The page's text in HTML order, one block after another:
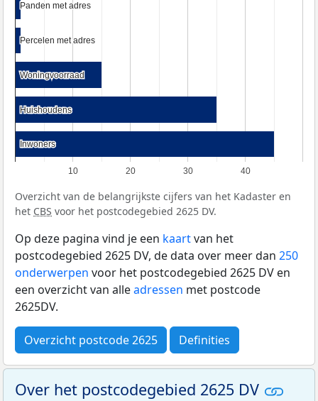
10 20 30 40
Panden met adres
Panden met adres
Percelen met adres
Percelen met adres
Woningvoorraad
Woningvoorraad
Huishoudens
Huishoudens
Inwoners
Inwoners
Overzicht van de belangrijkste cijfers van het Kadaster en
het CBS voor het postcodegebied 2625 DV.
Op deze pagina vind je een kaartvan het
postcodegebied 2625 DV, de data over meer dan 250
onderwerpen voor het postcodegebied 2625 DV en
een overzicht van alleadressen met postcode
2625DV.
Overzicht postcode 2625 Definities
Over het postcodegebied 2625 DV